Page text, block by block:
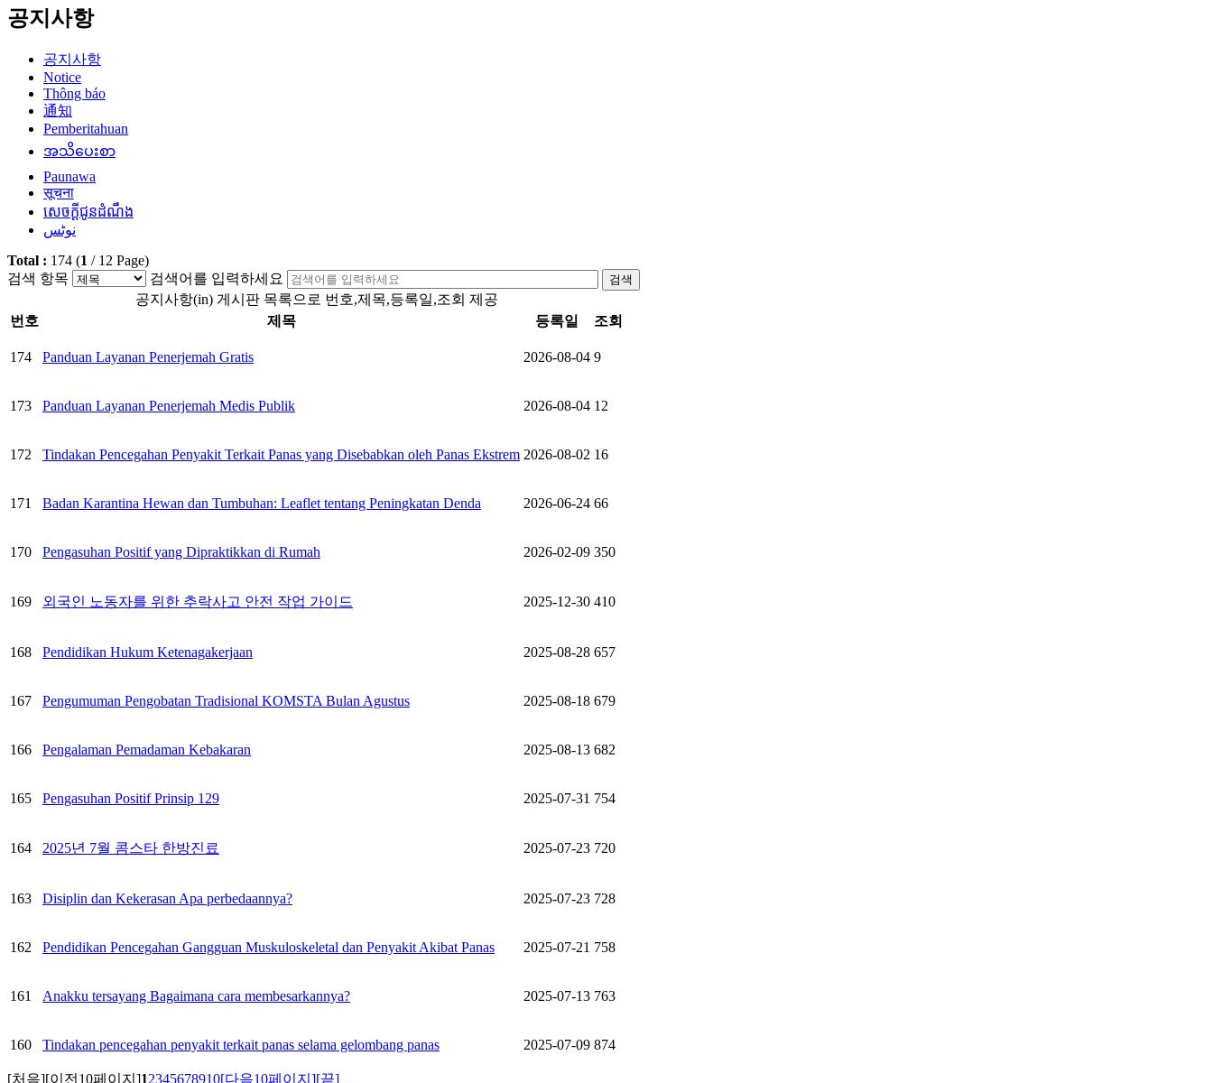
공지사항
공지사항
Notice
Thông báo
通知
Pemberitahuan
အသိပေးစာ
Paunawa
सूचना
សេចក្តីជូនដំណឹង
نوٹس
Total : 174 (1 / 12 Page)
검색 항목
검색어를 입력하세요 검색
공지사항(in) 게시판 목록으로 번호,제목,등록일,조회 제공
번호
제목 등록일 조회
174 Panduan Layanan Penerjemah Gratis 2026-08-04 9
173 Panduan Layanan Penerjemah Medis Publik 2026-08-04 12
172 Tindakan Pencegahan Penyakit Terkait Panas yang Disebabkan oleh Panas Ekstrem 2026-08-02 16
171 Badan Karantina Hewan dan Tumbuhan: Leaflet tentang Peningkatan Denda 2026-06-24 66
170 Pengasuhan Positif yang Dipraktikkan di Rumah 2026-02-09 350
169 외국인 노동자를 위한 추락사고 안전 작업 가이드 2025-12-30 410
168 Pendidikan Hukum Ketenagakerjaan 2025-08-28 657
167 Pengumuman Pengobatan Tradisional KOMSTA Bulan Agustus 2025-08-18 679
166 Pengalaman Pemadaman Kebakaran 2025-08-13 682
165 Pengasuhan Positif Prinsip 129 2025-07-31 754
164 2025년 7월 콤스타 한방진료 2025-07-23 720
163 Disiplin dan Kekerasan Apa perbedaannya? 2025-07-23 728
162 Pendidikan Pencegahan Gangguan Muskuloskeletal dan Penyakit Akibat Panas 2025-07-21 758
161 Anakku tersayang Bagaimana cara membesarkannya? 2025-07-13 763
160 Tindakan pencegahan penyakit terkait panas selama gelombang panas 2025-07-09 874
[처음][이전10페이지]12345678910[다음10페이지][끝]